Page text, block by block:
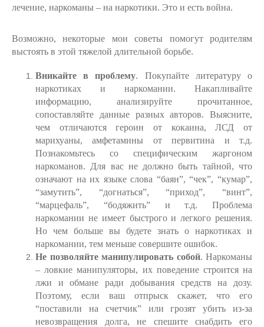
лечение, наркоманы – на наркотики. Это и есть война.
Возможно, некоторые мои советы помогут родителям
выстоять в этой тяжелой длительной борьбе.
Вникайте в проблему. Покупайте литературу о
наркотиках и наркомании. Накапливайте
информацию, анализируйте прочитанное,
сопоставляйте данные разных авторов. Выясните,
чем отличаются героин от кокаина, ЛСД от
марихуаны, амфетамины от первитина и т.д.
Познакомьтесь со специфическим жаргоном
наркоманов. Для вас не должно быть тайной, что
означают на их языке слова “баян”, “чек”, “кумар”,
“замутить”, “догнаться”, “приход”, “винт”,
“марцефаль”, “бодяжить” и т.д. Проблема
наркомании не имеет быстрого и легкого решения.
Но чем больше вы будете знать о наркотиках и
наркомании, тем меньше совершите ошибок.
Не позволяйте манипулировать собой. Наркоманы
– ловкие манипуляторы, их поведение строится на
лжи и обмане ради добывания средств на дозу.
Поэтому, если ваш отпрыск скажет, что его
“поставили на счетчик” или грозят убить из-за
невозвращения долга, не спешите снабдить его